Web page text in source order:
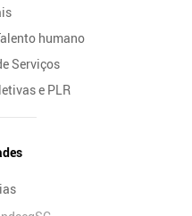
humano
Serviços
e PLR